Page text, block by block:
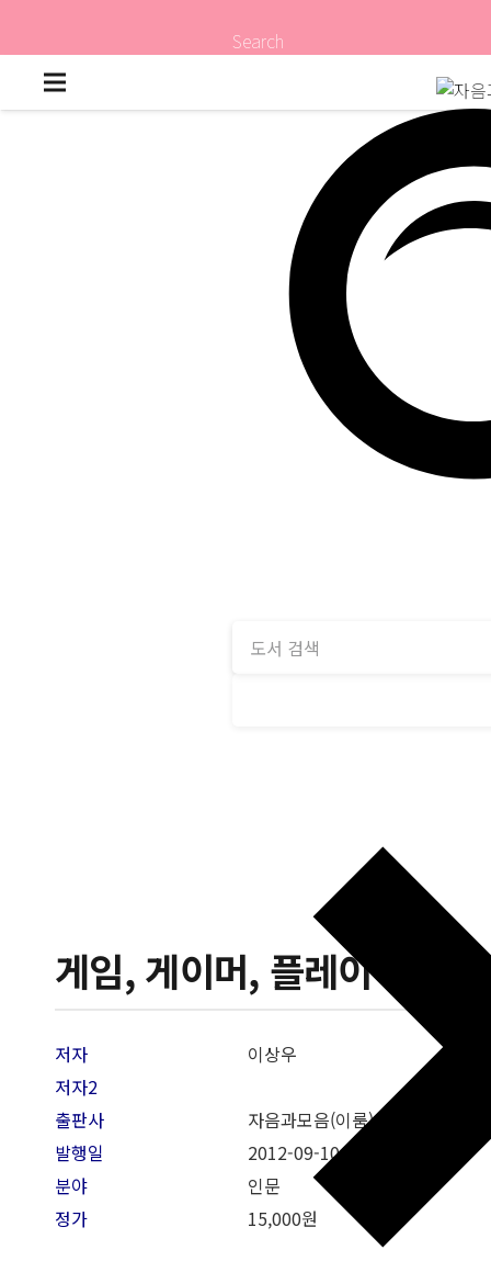
Search
게임, 게이머, 플레이
저자
이상우
저자2
출판사
자음과모음(이룸)
발행일
2012-09-10
분야
인문
정가
15,000원